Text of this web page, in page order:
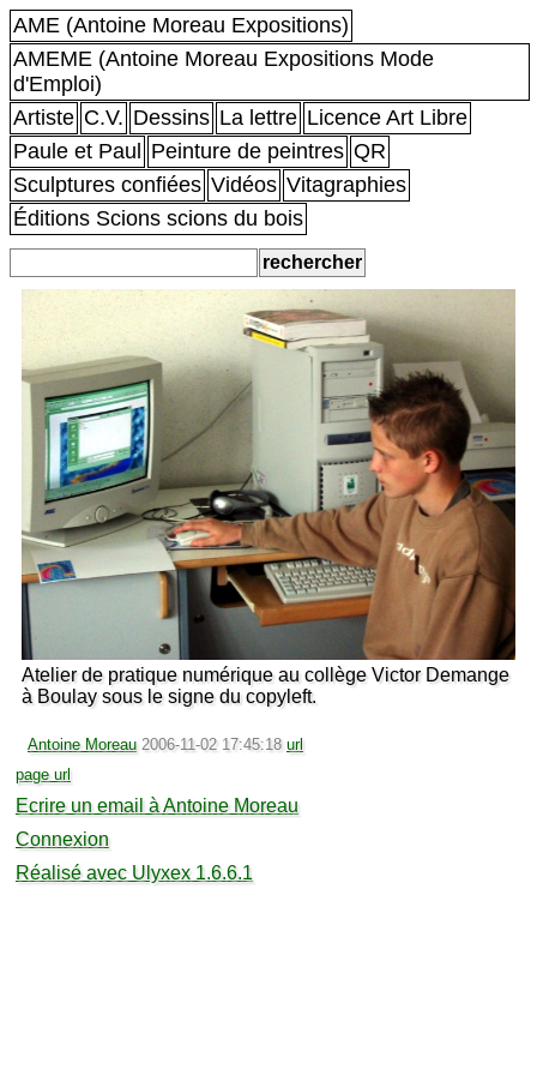
AME (Antoine Moreau Expositions)
AMEME (Antoine Moreau Expositions Mode
d'Emploi)
Artiste C.V. Dessins La lettre Licence Art Libre
Paule et Paul
Peinture de peintres QR
Sculptures confiées Vidéos Vitagraphies
Éditions Scions scions du bois
Atelier de pratique numérique au collège Victor Demange
à Boulay sous le signe du copyleft.
Antoine Moreau 2006-11-02 17:45:18 url
page url
Ecrire un email à Antoine Moreau
Connexion
Réalisé avec Ulyxex 1.6.6.1